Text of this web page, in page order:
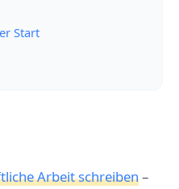
Start
Arbeit schreiben–